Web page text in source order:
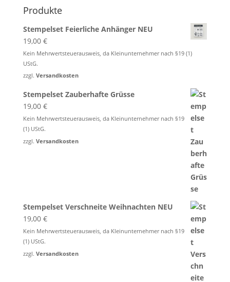
Produkte
Stempelset Feierliche Anhänger NEU
19,00 €
Kein Mehrwertsteuerausweis, da Kleinunternehmer nach §19 (1)
UStG.
zzgl. Versandkosten
Stempelset Zauberhafte Grüsse
19,00 €
Kein Mehrwertsteuerausweis, da Kleinunternehmer nach §19
(1) UStG.
zzgl. Versandkosten
Stempelset Verschneite Weihnachten NEU
19,00 €
Kein Mehrwertsteuerausweis, da Kleinunternehmer nach §19
(1) UStG.
zzgl. Versandkosten